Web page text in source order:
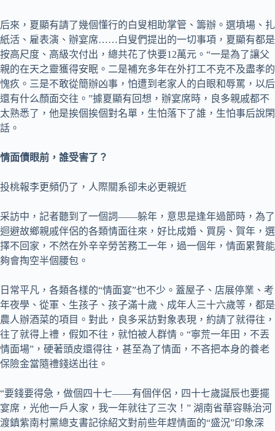
后來，夏顯有請了幾個懂行的白叟相助掌管、籌辦。選墳場、扎
紙活、雇表演、辦宴席……白叟們提出的一切事項，夏顯有都是
按高尺度、高級次付出，總共花了快要12萬元。“一是為了讓父
親的在天之靈獲得安眠。二是補充多年在外打工不克不及盡孝的
愧疚。三是不敢從簡辦凶事，怕遭到老家人的白眼和辱罵，以后
還有什么顏面交往。”據夏顯有回想，辦宴席時，良多親戚都不
太熟悉了，他是挨個挨個對名單，生怕落下了誰，生怕事后說閑
話。
情面債眼前，誰受害了？
投桃報李更頻仍了，人際關系卻未必更親近
采訪中，記者聽到了一個詞——躲年，意思是逢年過節時，為了
迴避故鄉親戚伴侶的各類情面往來，好比成婚、買房、賀年，選
擇不回家，不然在外辛辛勞苦務工一年，過一個年，情面累贅能
夠會掏空半個腰包。
日常平凡，各類各樣的“情面宴”也不少。蓋屋子、店展停業、考
年夜學、從軍、生孩子、孩子滿十歲、成年人三十六歲等，都是
農人辦酒菜的項目。對此，良多采訪對象表現，約請了就得往，
往了就得上禮，假如不往，就怕被人群情。“寧荒一年田，不丟
情面場”，硬著頭皮還得往，甚至為了情面，不吝把本身的養老
保險金當隨禮錢送出往。
“要錢要得急，做個四十七——有個伴侶，四十七歲誕辰也要擺
宴席，光他一戶人家，我一年就往了三次！” 湖南省華容縣治河
渡鎮紫南村黨總支書記徐紹文對前些年趕情面的“盛況”印象深